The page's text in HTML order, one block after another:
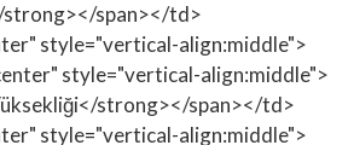
span></td>
style="vertical-align:middle">
style="vertical-align:middle">
strong></span></td>
style="vertical-align:middle">